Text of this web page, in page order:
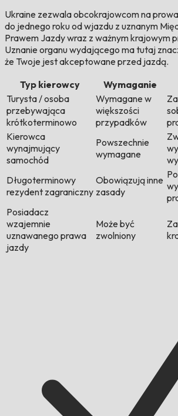
Ukraine zezwala obcokrajowcom na
do jednego roku od wjazdu z uznanym
Prawem Jazdy wraz z ważnym krajowym
Uznanie organu wydającego ma tutaj
że Twoje jest akceptowane przed jazdą.
Typ kierowcy
Wymaganie
Turysta / osoba
przebywająca
krótkoterminowo
Wymagane w
większości
przypadków
Kierowca
wynajmujący
samochód
Powszechnie
wymagane
Długoterminowy
rezydent zagraniczny
Obowiązują inne
zasady
Posiadacz
wzajemnie
uznawanego prawa
jazdy
Może być
zwolniony